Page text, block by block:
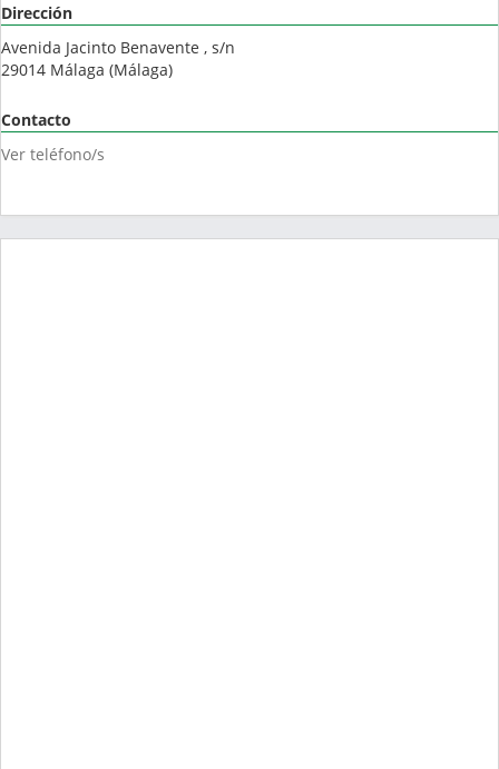
Dirección
Avenida Jacinto Benavente , s/n
29014 Málaga (Málaga)
Contacto
Ver teléfono/s